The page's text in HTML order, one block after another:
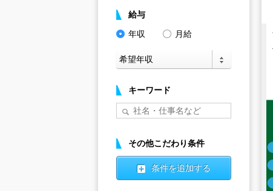
給与
年収
月給
キーワード
その他こだわり条件
条件を追加する